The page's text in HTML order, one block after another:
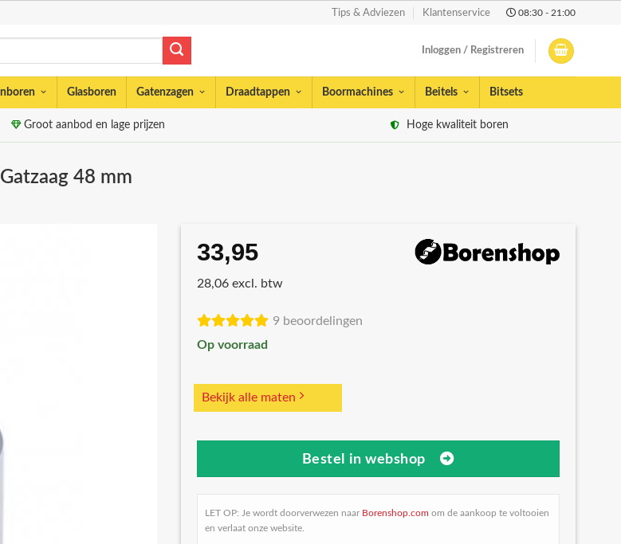
Tips & Adviezen Klantenservice 08:30 - 21:00
Inloggen / Registreren
Glasboren Gatenzagen Draadtappen Boormachines Beitels Bitsets
Groot aanbod en lage prijzen Hoge kwaliteit boren
48 mm
33,95
28,06 excl. btw
9 beoordelingen
Op voorraad
Bekijk alle maten
Bestel in webshop
LET OP: Je wordt doorverwezen naar Borenshop.com om de aankoop te voltooien
en verlaat onze website.